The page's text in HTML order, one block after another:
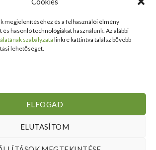
megjelenítéséhez és a felhasználói élmény
és hasonló technológiákat használunk. Az alábbi
szabályzatalinkre kattintva találsz bővebb
lehetőséget.
ELFOGAD
ELUTASÍTOM
Kézműves Bolt Minden jog fenntartva